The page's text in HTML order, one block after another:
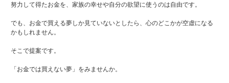
努力して得たお金を、家族の幸せや自分の欲望に使うのは自由です。
でも、お金で買える夢しか見ていないとしたら、心のどこかが空虚になる
かもしれません。
そこで提案です。
「お金では買えない夢」をみませんか。